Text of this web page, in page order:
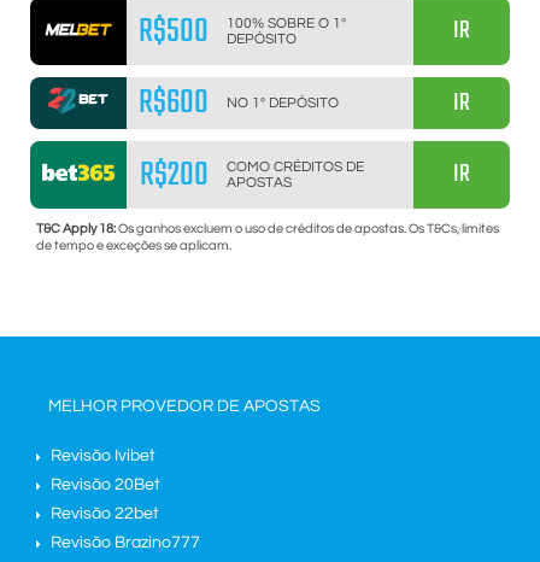
R$500
100% SOBRE O 1º
DEPÓSITO
IR
R$600 NO 1º DEPÓSITO IR
R$200
COMO CRÉDITOS DE
APOSTAS
IR
T&C Apply 18:Os ganhos excluem o uso de créditos de apostas. Os T&Cs, limites
de tempo e exceções se aplicam.
MELHOR PROVEDOR DE APOSTAS
Revisão Ivibet
Revisão 20Bet
Revisão 22bet
Revisão Brazino777